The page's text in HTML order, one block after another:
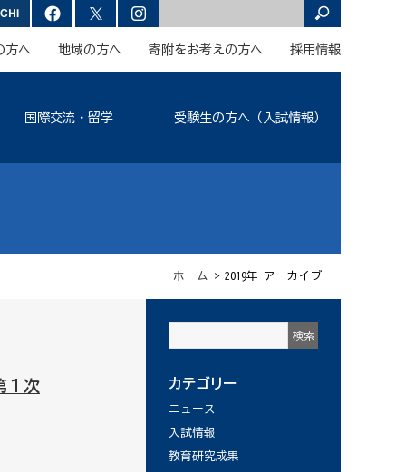
方へ 地域の方へ 寄附をお考えの方へ 採用情報
国際交流・留学 受験生の方へ（入試情報）
ホーム > 2019年 アーカイブ
１次 カテゴリー
ニュース
入試情報
教育研究成果